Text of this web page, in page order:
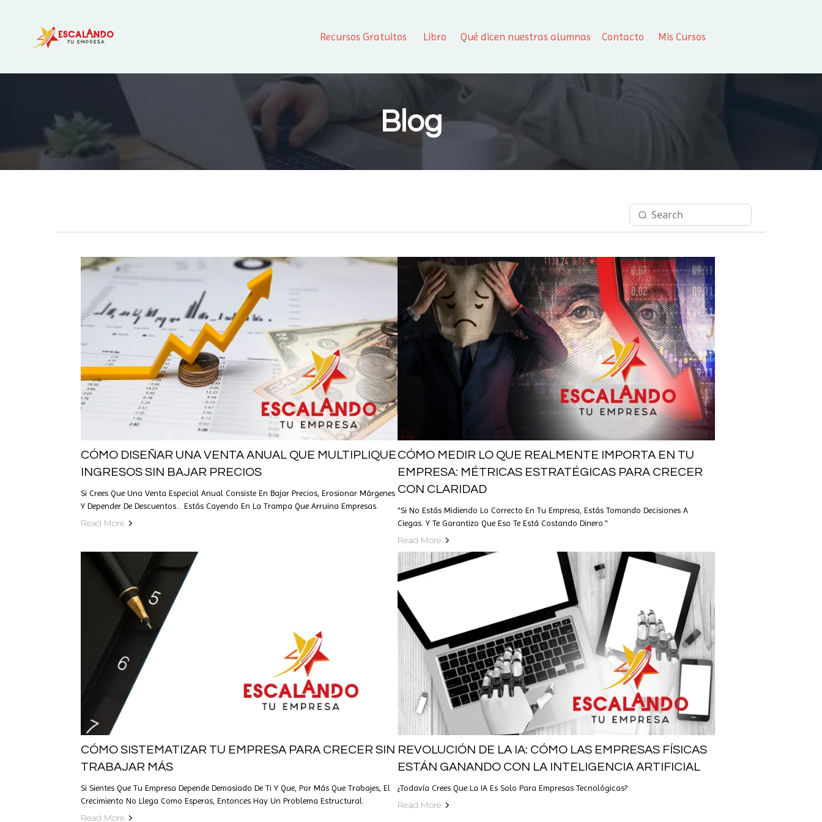
Recursos Gratuitos Libro Qué dicen nuestras alumnas Contacto Mis Cursos
Blog
CÓMO DISEÑAR UNA VENTA ANUAL QUE MULTIPLIQUE
INGRESOS SIN BAJAR PRECIOS
Si Crees Que Una Venta Especial Anual Consiste En Bajar Precios, Erosionar Márgenes
Y Depender De Descuentos… Estás Cayendo En La Trampa Que Arruina Empresas.
Read More
CÓMO MEDIR LO QUE REALMENTE IMPORTA EN TU
EMPRESA: MÉTRICAS ESTRATÉGICAS PARA CRECER
CON CLARIDAD
"Si No Estás Midiendo Lo Correcto En Tu Empresa, Estás Tomando Decisiones A
Ciegas. Y Te Garantizo Que Eso Te Está Costando Dinero."
Read More
CÓMO SISTEMATIZAR TU EMPRESA PARA CRECER SIN
TRABAJAR MÁS
Si Sientes Que Tu Empresa Depende Demasiado De Ti Y Que, Por Más Que Trabajes, El
Crecimiento No Llega Como Esperas, Entonces Hay Un Problema Estructural.
Read More
REVOLUCIÓN DE LA IA: CÓMO LAS EMPRESAS FÍSICAS
ESTÁN GANANDO CON LA INTELIGENCIA ARTIFICIAL
¿Todavía Crees Que La IA Es Solo Para Empresas Tecnológicas?
Read More